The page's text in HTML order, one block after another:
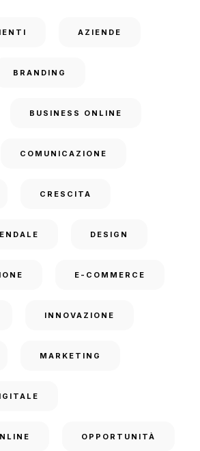
AZIENDE
BRANDING
BUSINESS ONLINE
COMUNICAZIONE
CRESCITA
DESIGN
E-COMMERCE
INNOVAZIONE
MARKETING
OPPORTUNITÀ